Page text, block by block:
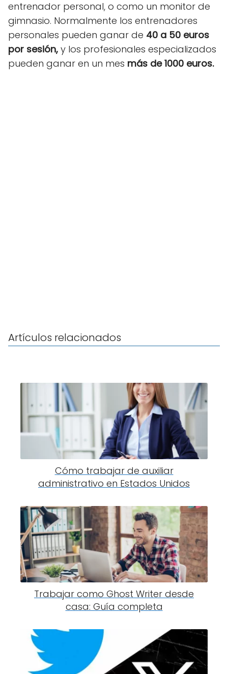
entrenador personal, o como un monitor de
gimnasio. Normalmente los entrenadores
personales pueden ganar de 40 a 50 euros
por sesión, y los profesionales especializados
pueden ganar en un mes más de 1000 euros.
Artículos relacionados
Cómo trabajar de auxiliar
administrativo en Estados Unidos
Trabajar como Ghost Writer desde
casa: Guía completa